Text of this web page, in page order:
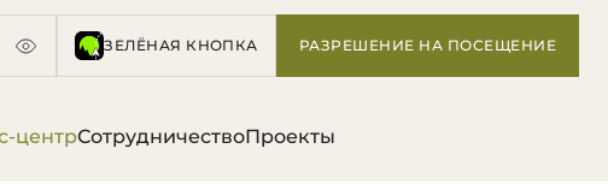
ЗЕЛЁНАЯ КНОПКА РАЗРЕШЕНИЕ НА ПОСЕЩЕНИЕ
центрСотрудничествоПроекты